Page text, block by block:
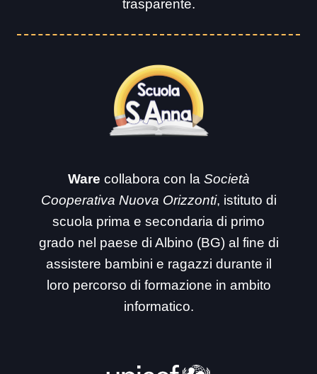
trasparente.
Ware collabora con la Società
Cooperativa Nuova Orizzonti, istituto di
scuola prima e secondaria di primo
grado nel paese di Albino (BG) al fine di
assistere bambini e ragazzi durante il
loro percorso di formazione in ambito
informatico.